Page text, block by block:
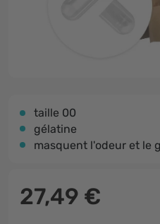
taille 00
gélatine
masquent l'odeur et le
27,49 €